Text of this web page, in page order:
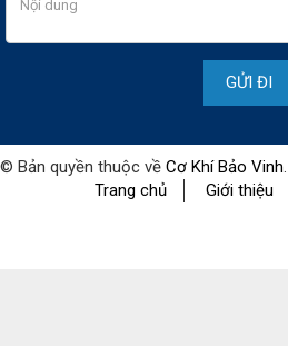
© Bản quyền thuộc về Cơ Khí Bảo Vinh.
Trang chủ
Giới thiệu